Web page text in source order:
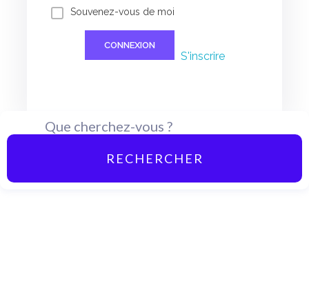
Souvenez-vous de moi
S'inscrire
RECHERCHER